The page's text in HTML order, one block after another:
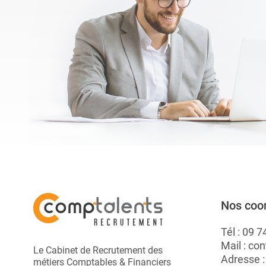
rapidement. Elles ...
A.
Le Cabinet de Recrutement des
métiers Comptables & Financiers
Nos
Tél : 09
Mail :
Adresse